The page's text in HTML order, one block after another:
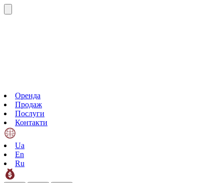
Оренда
Продаж
Послуги
Контакти
Ua
En
Ru